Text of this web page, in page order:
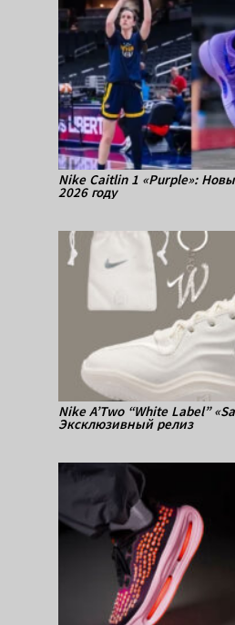
Nike Caitlin 1 «Purple»:
2026 году
Nike A’Two “White Label”
Эксклюзивный релиз